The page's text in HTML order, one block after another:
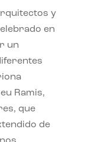
y
en
un
Ramis,
que
de